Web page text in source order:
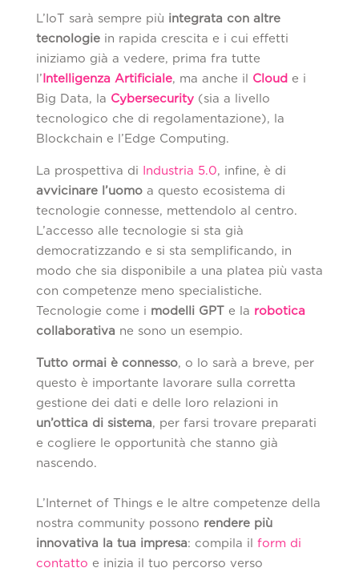
L’IoT sarà sempre più integrata con altre
tecnologiein rapida crescita e i cui effetti
iniziamo già a vedere, prima fra tutte
l’Intelligenza Artificiale, ma anche il Cloud e i
Big Data, la Cybersecurity(sia a livello
tecnologico che di regolamentazione), la
Blockchain e l’Edge Computing.
La prospettiva di Industria 5.0, infine, è di
avvicinare l’uomoa questo ecosistema di
tecnologie connesse, mettendolo al centro.
L’accesso alle tecnologie si sta già
democratizzando e si sta semplificando, in
modo che sia disponibile a una platea più vasta
con competenze meno specialistiche.
Tecnologie come i modelli GPTe la robotica
collaborativa ne sono un esempio.
Tutto ormai è connesso, o lo sarà a breve, per
questo è importante lavorare sulla corretta
gestione dei dati e delle loro relazioni in
un’ottica di sistema, per farsi trovare preparati
e cogliere le opportunità che stanno già
nascendo.
L’Internet of Things e le altre competenze della
nostra community possono rendere più
innovativa la tua impresa: compila il form di
contatto e inizia il tuo percorso verso